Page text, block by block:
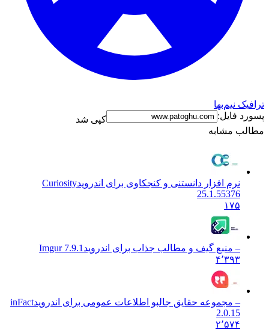
ترافیک نیم‌بها
پسورد فایل:
کپی شد
مطالب مشابه
نرم افزار دانستنی و کنجکاوی برای اندرویدCuriosity
25.1.55376
۱۷۵
– منبع گیف و مطالب جذاب برای اندروید Imgur 7.9.1
۴٬۳۹۳
– مجموعه حقایق جالبو اطلاعات عمومی برای اندرویدinFact
2.0.15
۲٬۵۷۴